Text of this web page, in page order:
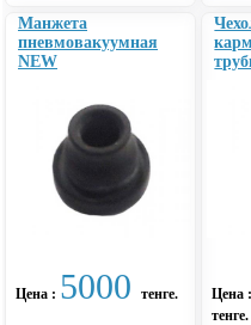
Манжета
пневмовакуумная
NEW
Цена : 5000 тенге.
Цена
тенге.